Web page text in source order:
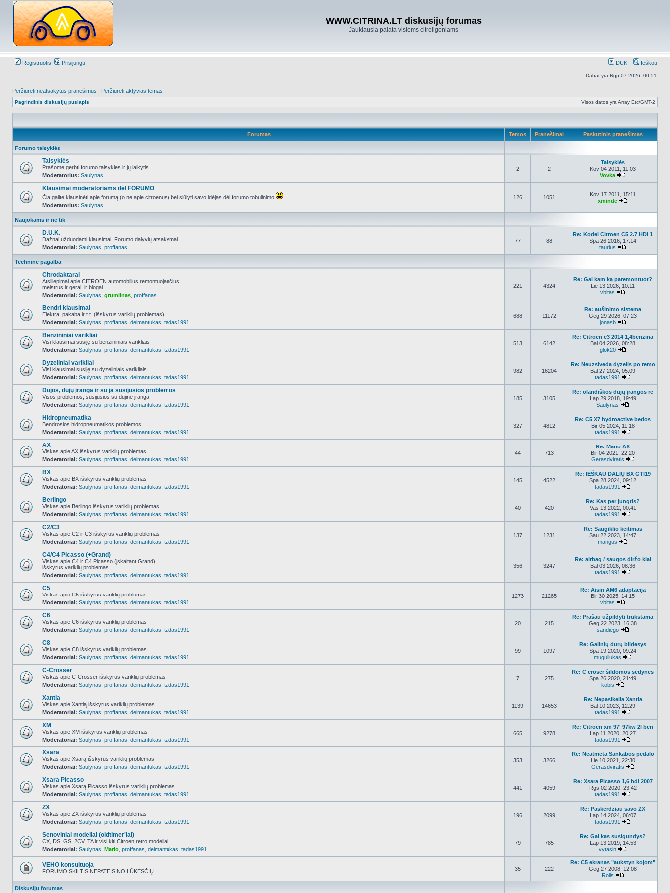
WWW.CITRINA.LT diskusijų forumas
Jaukiausia palata visiems citroligoniams
Registruotis Prisijungti DUK Ieškoti
Dabar yra Rgp 07 2026, 00:51
Peržiūrėti neatsakytus pranešimus | Peržiūrėti aktyvias temas
Pagrindinis diskusijų puslapis Visos datos yra Array Etc/GMT-2
Forumas Temos Pranešimai Paskutinis pranešimas
Forumo taisyklės
NO_UNREAD_POSTS
Taisyklės
Prašome gerbti forumo taisykles ir jų laikytis.
Moderatorius: Saulynas
2 2
Taisyklės
Kov 04 2011, 11:03
Vovka
NO_UNREAD_POSTS
Klausimai moderatoriams dėl FORUMO
Čia galite klausinėti apie forumą (o ne apie citroenus) bei siūlyti savo idėjas dėl forumo tobulinimo
Moderatorius: Saulynas
126 1051
Kov 17 2011, 15:11
xminde
Naujokams ir ne tik
NO_UNREAD_POSTS
D.U.K.
Dažnai užduodami klausimai. Forumo dalyvių atsakymai
Moderatoriai: Saulynas proffanas
77 88
Re: Kodel Citroen C5 2.7 HDI 1
Spa 26 2016, 17:14
taurius
Techninė pagalba
NO_UNREAD_POSTS
Citrodaktarai
Atsiliepimai apie CITROEN automobilius remontuojančius
meistrus ir gerai, ir blogai
Moderatoriai: Saulynas grumlinas proffanas
221 4324
Re: Gal kam ką paremontuot?
Lie 13 2026, 10:11
vbitas
NO_UNREAD_POSTS
Bendri klausimai
Elektra, pakaba ir t.t. (išskyrus variklių problemas)
Moderatoriai: Saulynas proffanas deimantukas tadas1991
688 11172
Re: aušinimo sistema
Geg 29 2026, 07:23
jonasb
NO_UNREAD_POSTS
Benzininiai varikliai
Visi klausimai susiję su benzininiais varikliais
Moderatoriai: Saulynas proffanas deimantukas tadas1991
513 6142
Re: Citroen c3 2014 1,4benzina
Bal 04 2026, 08:28
glok20
NO_UNREAD_POSTS
Dyzeliniai varikliai
Visi klausimai susiję su dyzeliniais varikliais
Moderatoriai: Saulynas proffanas deimantukas tadas1991
982 16204
Re: Neuzsiveda dyzelis po remo
Bal 27 2024, 05:09
tadas1991
NO_UNREAD_POSTS
Dujos, dujų įranga ir su ja susijusios problemos
Visos problemos, susijusios su dujine įranga
Moderatoriai: Saulynas proffanas deimantukas tadas1991
185 3105
Re: olandiškos dujų įrangos re
Lap 29 2018, 19:49
Saulynas
NO_UNREAD_POSTS
Hidropneumatika
Bendrosios hidropneumatikos problemos
Moderatoriai: Saulynas proffanas deimantukas tadas1991
327 4812
Re: C5 X7 hydroactive bedos
Bir 05 2024, 11:18
tadas1991
NO_UNREAD_POSTS
AX
Viskas apie AX išskyrus variklių problemas
Moderatoriai: Saulynas proffanas deimantukas tadas1991
44 713
Re: Mano AX
Bir 04 2021, 22:20
Gerasdviratis
NO_UNREAD_POSTS
BX
Viskas apie BX išskyrus variklių problemas
Moderatoriai: Saulynas proffanas deimantukas tadas1991
145 4522
Re: IEŠKAU DALIŲ BX GTI19
Spa 28 2024, 09:12
tadas1991
NO_UNREAD_POSTS
Berlingo
Viskas apie Berlingo išskyrus variklių problemas
Moderatoriai: Saulynas proffanas deimantukas tadas1991
40 420
Re: Kas per jungtis?
Vas 13 2022, 00:41
tadas1991
NO_UNREAD_POSTS
C2/C3
Viskas apie C2 ir C3 išskyrus variklių problemas
Moderatoriai: Saulynas proffanas deimantukas tadas1991
137 1231
Re: Saugiklio keitimas
Sau 22 2023, 14:47
mangus
NO_UNREAD_POSTS
C4/C4 Picasso (+Grand)
Viskas apie C4 ir C4 Picasso (įskaitant Grand)
išskyrus variklių problemas
Moderatoriai: Saulynas proffanas deimantukas tadas1991
356 3247
Re: airbag / saugos diržo klai
Bal 03 2026, 08:36
tadas1991
NO_UNREAD_POSTS
C5
Viskas apie C5 išskyrus variklių problemas
Moderatoriai: Saulynas proffanas deimantukas tadas1991
1273 21285
Re: Aisin AM6 adaptacija
Bir 30 2025, 14:15
vbitas
NO_UNREAD_POSTS
C6
Viskas apie C6 išskyrus variklių problemas
Moderatoriai: Saulynas proffanas deimantukas tadas1991
20 215
Re: Prašau užpildyti trūkstama
Geg 22 2023, 16:38
sandiego
NO_UNREAD_POSTS
C8
Viskas apie C8 išskyrus variklių problemas
Moderatoriai: Saulynas proffanas deimantukas tadas1991
99 1097
Re: Galinių durų bildesys
Spa 19 2020, 09:24
muguliukas
NO_UNREAD_POSTS
C-Crosser
Viskas apie C-Crosser išskyrus variklių problemas
Moderatoriai: Saulynas proffanas deimantukas tadas1991
7 275
Re: C croser šildomos sėdynes
Spa 26 2020, 21:49
kobis
NO_UNREAD_POSTS
Xantia
Viskas apie Xantią išskyrus variklių problemas
Moderatoriai: Saulynas proffanas deimantukas tadas1991
1139 14653
Re: Nepasikelia Xantia
Bal 10 2023, 12:29
tadas1991
NO_UNREAD_POSTS
XM
Viskas apie XM išskyrus variklių problemas
Moderatoriai: Saulynas proffanas deimantukas tadas1991
665 9278
Re: Citroen xm 97' 97kw 2l ben
Lap 11 2020, 20:27
tadas1991
NO_UNREAD_POSTS
Xsara
Viskas apie Xsarą išskyrus variklių problemas
Moderatoriai: Saulynas proffanas deimantukas tadas1991
353 3266
Re: Neatmeta Sankabos pedalo
Lie 10 2021, 22:30
Gerasdviratis
NO_UNREAD_POSTS
Xsara Picasso
Viskas apie Xsarą Picasso išskyrus variklių problemas
Moderatoriai: Saulynas proffanas deimantukas tadas1991
441 4059
Re: Xsara Picasso 1,6 hdi 2007
Rgs 02 2020, 23:42
tadas1991
NO_UNREAD_POSTS
ZX
Viskas apie ZX išskyrus variklių problemas
Moderatoriai: Saulynas proffanas deimantukas tadas1991
196 2099
Re: Paskerdziau savo ZX
Lap 14 2024, 06:07
tadas1991
NO_UNREAD_POSTS
Senoviniai modeliai (oldtimer'iai)
CX, DS, GS, 2CV, TA ir visi kiti Citroen retro modeliai
Moderatoriai: Saulynas Mario proffanas deimantukas tadas1991
79 785
Re: Gal kas susigundys?
Lap 13 2019, 14:53
vytasin
užrakintas
VEHO konsultuoja
FORUMO SKILTIS NEPATEISINO LŪKESČIŲ 35 222
Re: C5 ekranas "aukstyn kojom"
Geg 27 2008, 12:08
Rolis
Peržiūrėti
Diskusijų forumas